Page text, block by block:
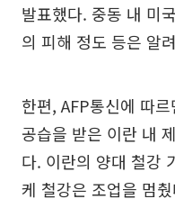
발표했다. 중동 내 미
의 피해 정도 등은 알
한편, AFP통신에 따
공습을 받은 이란 내
다. 이란의 양대 철강
케 철강은 조업을 멈